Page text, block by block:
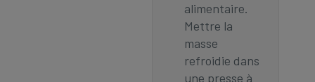
alimentaire.
Mettre la
masse
refroidie dans
une presse à